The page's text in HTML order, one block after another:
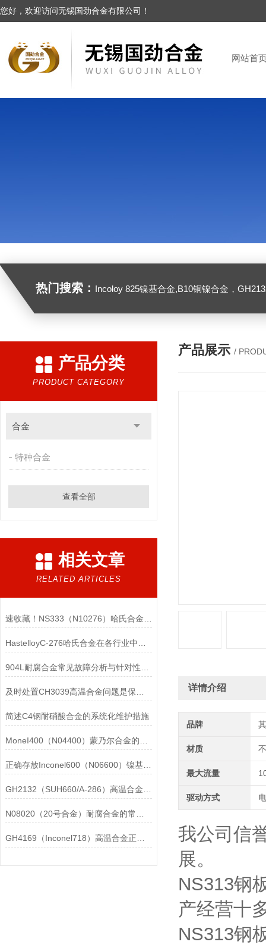
您好，欢迎访问无锡国劲合金有限公司！
网站首
热门搜索： Incoloy 825镍基合金,B10铜镍合金，GH2132高温合金，C276
产品分类
PRODUCT CATEGORY
合金
特种合金
查看全部
相关文章
RELATED ARTICLES
简述C4钢耐硝酸合金的系统化维护措施
正确存放Inconel600（N06600）镍基合金的重要性介绍
产品展示 /
详情介绍
品牌
材质
最大流量
驱动方式
我公司信
展。
NS313钢
产经营十
NS313钢